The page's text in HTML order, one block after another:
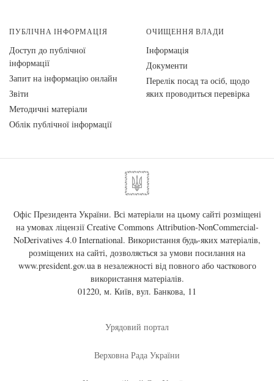
ПУБЛІЧНА ІНФОРМАЦІЯ
Доступ до публічної
інформації
Запит на інформацію онлайн
Звіти
Методичні матеріали
Облік публічної інформації
ОЧИЩЕННЯ ВЛАДИ
Інформація
Документи
Перелік посад та осіб, щодо
яких проводиться перевірка
Офіс Президента України. Всі матеріали на цьому сайті розміщені
на умовах ліцензії Creative Commons Attribution-NonCommercial-
NoDerivatives 4.0 International. Використання будь-яких матеріалів,
розміщених на сайті, дозволяється за умови посилання на
www.president.gov.uaв незалежності від повного або часткового
використання матеріалів.
01220, м. Київ, вул. Банкова, 11
Урядовий портал
Верховна Рада України